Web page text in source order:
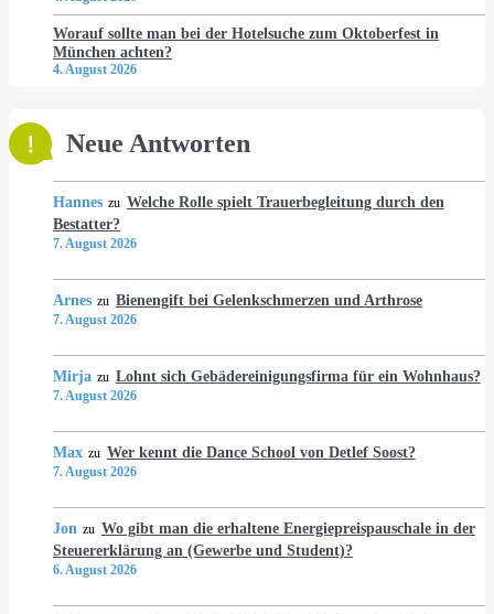
Worauf sollte man bei der Hotelsuche zum Oktoberfest in
München achten?
4. August 2026
Neue Antworten
Hannes zu Welche Rolle spielt Trauerbegleitung durch den
Bestatter?
7. August 2026
Arnes zu Bienengift bei Gelenkschmerzen und Arthrose
7. August 2026
Mirja zu Lohnt sich Gebädereinigungsfirma für ein Wohnhaus?
7. August 2026
Max zu Wer kennt die Dance School von Detlef Soost?
7. August 2026
Jon zu Wo gibt man die erhaltene Energiepreispauschale in der
Steuererklärung an (Gewerbe und Student)?
6. August 2026